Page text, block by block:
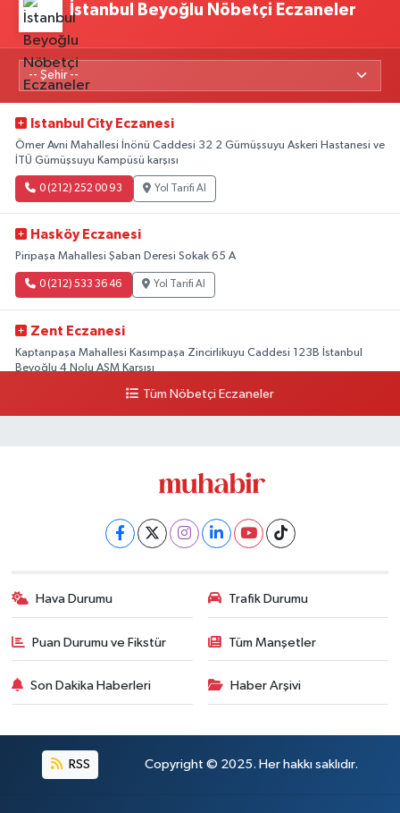
İstanbul Beyoğlu Nöbetçi Eczaneler
Istanbul City Eczanesi
Ömer Avni Mahallesi İnönü Caddesi 32 2 Gümüşsuyu Askeri Hastanesi ve
İTÜ Gümüşsuyu Kampüsü karşısı
0 (212) 252 00 93 Yol Tarifi Al
Hasköy Eczanesi
Piripaşa Mahallesi Şaban Deresi Sokak 65 A
0 (212) 533 36 46 Yol Tarifi Al
Zent Eczanesi
Kaptanpaşa Mahallesi Kasımpaşa Zincirlikuyu Caddesi 123B İstanbul
Beyoğlu 4 Nolu ASM Karşısı
Yol Tarifi Al
Tüm Nöbetçi Eczaneler
Hava Durumu Trafik Durumu
Puan Durumu ve Fikstür Tüm Manşetler
Son Dakika Haberleri Haber Arşivi
RSS Copyright © 2025. Her hakkı saklıdır.